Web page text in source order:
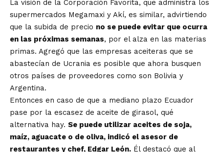
La visión de la Corporación Favorita, que administra los
supermercados Megamaxi y Akí, es similar, advirtiendo
que la subida de precio no se puede evitar que ocurra
en las próximas semanas, por el alza en las materias
primas. Agregó que las empresas aceiteras que se
abastecían de Ucrania es posible que ahora busquen
otros países de proveedores como son Bolivia y
Argentina.
Entonces en caso de que a mediano plazo Ecuador
pase por la escasez de aceite de girasol, qué
alternativa hay. Se puede utilizar aceites de soja,
maíz, aguacate o de oliva, indicó el asesor de
restaurantes y chef, Edgar León. Él destacó que al